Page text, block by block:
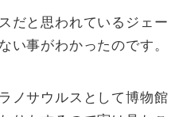
だと思われているジェー
い事がわかったのです。
ノサウルスとして博物館